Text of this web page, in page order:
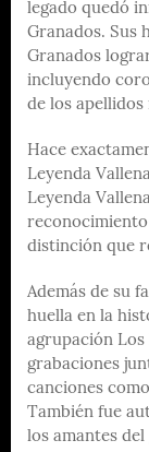
legado quedó
Granados. Sus
Granados
incluyendo
de los
Hace
Leyenda
Leyenda
reconocimiento
distinción que
Además de su
huella en la
agrupación
grabaciones
canciones
También fue
los amantes